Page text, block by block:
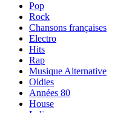
Pop
Rock
Chansons françaises
Electro
Hits
Rap
Musique Alternative
Oldies
Années 80
House